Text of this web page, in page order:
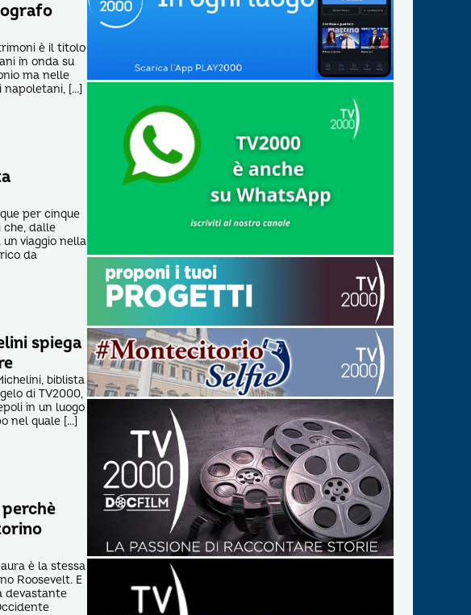
è il titolo
in onda su
ma nelle
napoletani, […]
per cinque
che, dalle
viaggio nella
da
spiega
biblista
di TV2000,
in un luogo
nel quale […]
perchè
è la stessa
Roosevelt. E
devastante